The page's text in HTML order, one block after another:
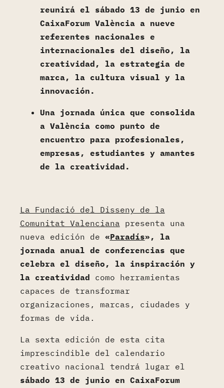
reunirá el sábado 13 de junio en
CaixaForum València a nueve
referentes nacionales e
internacionales del diseño, la
creatividad, la estrategia de
marca, la cultura visual y la
innovación.
Una jornada única que consolida
a València como punto de
encuentro para profesionales,
empresas, estudiantes y amantes
de la creatividad.
La Fundació del Disseny de la
Comunitat Valenciana presenta una
nueva edición de «Paradís», la
jornada anual de conferencias que
celebra el diseño, la inspiración y
la creatividad como herramientas
capaces de transformar
organizaciones, marcas, ciudades y
formas de vida.
La sexta edición de esta cita
imprescindible del calendario
creativo nacional tendrá lugar el
sábado 13 de junio en CaixaForum